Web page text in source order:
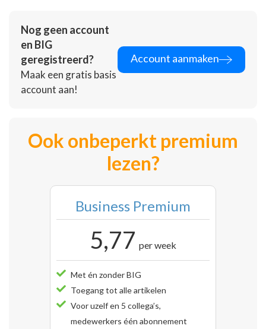
Nog geen account
en BIG
geregistreerd?
Maak een gratis basis
account aan!
Account aanmaken
Ook onbeperkt premium
lezen?
Business Premium
5,77 per week
Met én zonder BIG
Toegang tot alle artikelen
Voor uzelf en 5 collega’s,
medewerkers één abonnement